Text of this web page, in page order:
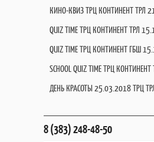
КИНО-КВИЗ ТРЦ КОНТИНЕНТ ТРЛ
QUIZ TIME ТРЦ КОНТИНЕНТ ТРЛ
QUIZ TIME ТРЦ КОНТИНЕНТ ГБШ
SCHOOL QUIZ TIME ТРЦ
ДЕНЬ КРАСОТЫ 25.03.2018 ТРЦ
8 (383) 248-48-50